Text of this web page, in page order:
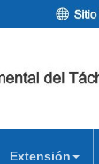
Extensión